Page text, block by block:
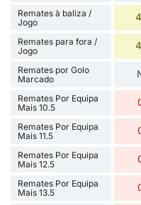
Remates à baliza /
Jogo
Remates para fora /
Jogo
Remates por Golo
Marcado
Remates Por Equipa
Mais 10.5
Remates Por Equipa
Mais 11.5
Remates Por Equipa
Mais 12.5
Remates Por Equipa
Mais 13.5